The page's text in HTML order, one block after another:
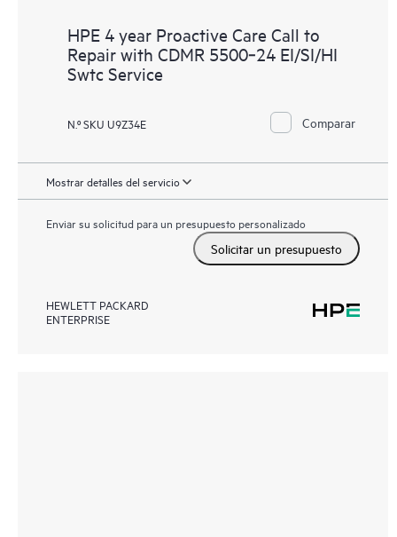
HPE 4 year Proactive Care Call to
Repair with CDMR 5500‑24 EI/SI/HI
Swtc Service
N.º SKU U9Z34E Comparar
Mostrar detalles del servicio
Enviar su solicitud para un presupuesto personalizado
Solicitar un presupuesto
HEWLETT PACKARD
ENTERPRISE